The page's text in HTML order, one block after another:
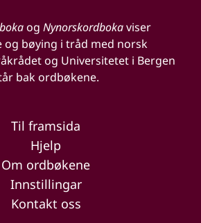
og Nynorskordbokaviser
og bøying i tråd med norsk
og Universitetet i Bergen
bak ordbøkene.
Til framsida
Hjelp
Om ordbøkene
Innstillingar
Kontakt oss